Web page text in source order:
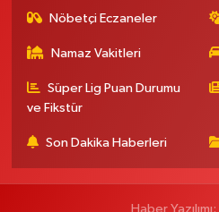
Nöbetçi Eczaneler
Namaz Vakitleri
Süper Lig Puan Durumu
ve Fikstür
Son Dakika Haberleri
Haber Yazılımı: